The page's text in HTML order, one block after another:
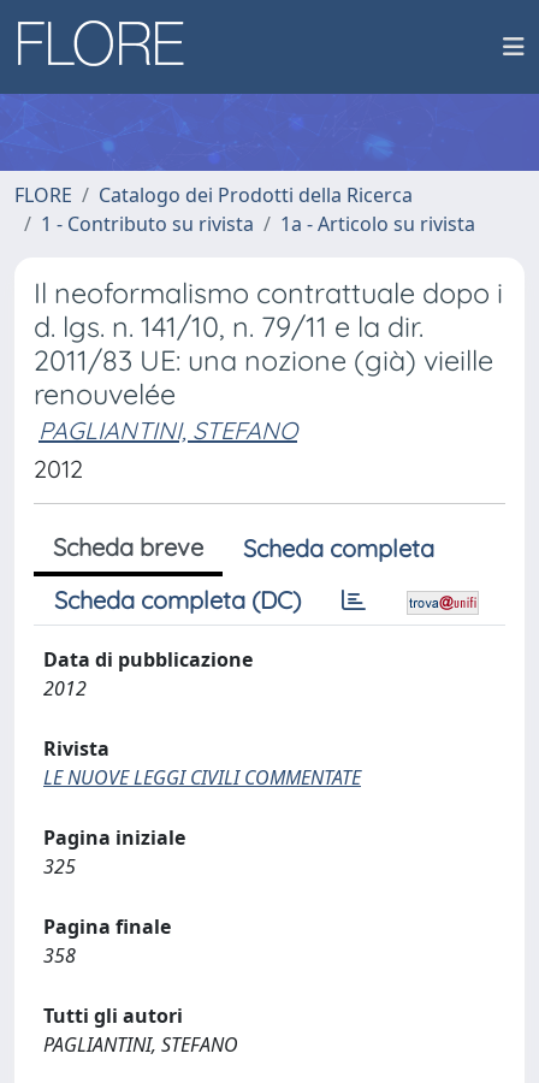
FLORE
Catalogo dei Prodotti della Ricerca
1 - Contributo su rivista
1a - Articolo su rivista
Il neoformalismo contrattuale dopo i
d. lgs. n. 141/10, n. 79/11 e la dir.
2011/83 UE: una nozione (già) vieille
renouvelée
PAGLIANTINI, STEFANO
2012
Scheda breve
Scheda completa
Scheda completa (DC)
Data di pubblicazione
2012
Rivista
LE NUOVE LEGGI CIVILI COMMENTATE
Pagina iniziale
325
Pagina finale
358
Tutti gli autori
PAGLIANTINI, STEFANO